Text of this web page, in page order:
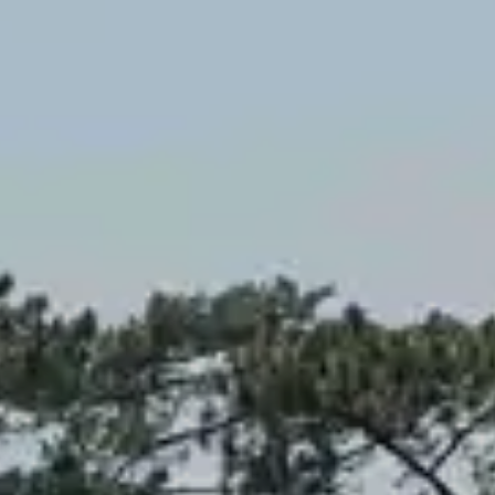
Célia
BLAISE
Office manager Hossegor